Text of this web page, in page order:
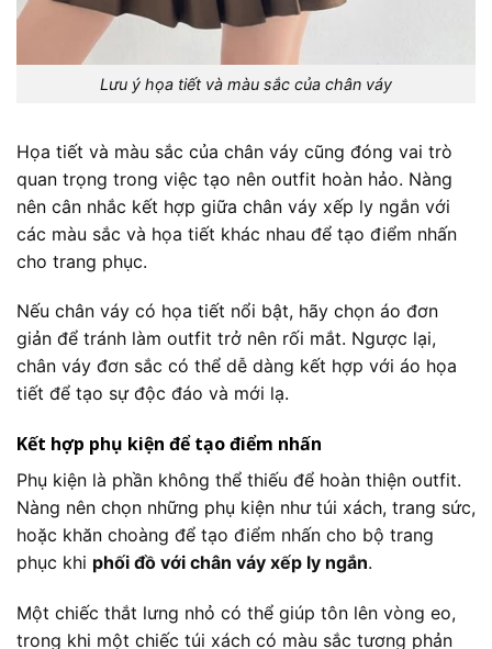
Lưu ý họa tiết và màu sắc của chân váy
Họa tiết và màu sắc của chân váy cũng đóng vai trò
quan trọng trong việc tạo nên outfit hoàn hảo. Nàng
nên cân nhắc kết hợp giữa chân váy xếp ly ngắn với
các màu sắc và họa tiết khác nhau để tạo điểm nhấn
cho trang phục.
Nếu chân váy có họa tiết nổi bật, hãy chọn áo đơn
giản để tránh làm outfit trở nên rối mắt. Ngược lại,
chân váy đơn sắc có thể dễ dàng kết hợp với áo họa
tiết để tạo sự độc đáo và mới lạ.
Kết hợp phụ kiện để tạo điểm nhấn
Phụ kiện là phần không thể thiếu để hoàn thiện outfit.
Nàng nên chọn những phụ kiện như túi xách, trang sức,
hoặc khăn choàng để tạo điểm nhấn cho bộ trang
phục khi phối đồ với chân váy xếp ly ngắn.
Một chiếc thắt lưng nhỏ có thể giúp tôn lên vòng eo,
trong khi một chiếc túi xách có màu sắc tương phản